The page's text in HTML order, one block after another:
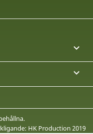


HK Production 2019